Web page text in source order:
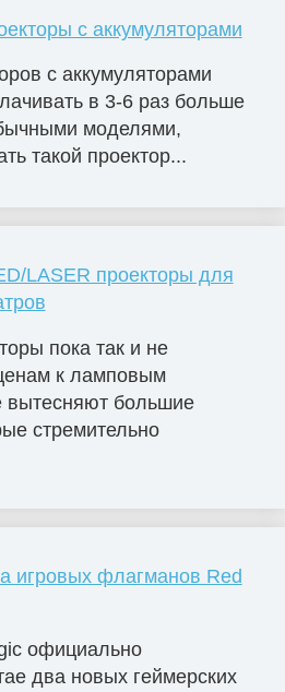
с аккумуляторами
с аккумуляторами
в 3-6 раз больше
моделями,
такой проектор...
LASER проекторы для
пока так и не
к ламповым
вытесняют большие
стремительно
игровых флагманов Red
официально
два новых геймерских